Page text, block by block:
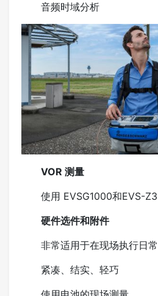
音频时域分析
VOR 测量
使用 EVSG1000和EVS-
硬件选件和附件
非常适用于在现场执行日
紧凑、结实、轻巧